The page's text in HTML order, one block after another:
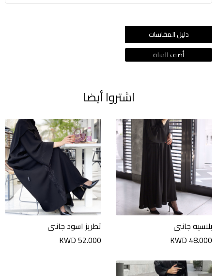
دليل المقاسات
اشتروا أيضا
بلاسيه جانبي
KWD 48.000
تطريز اسود جانبي
KWD 52.000